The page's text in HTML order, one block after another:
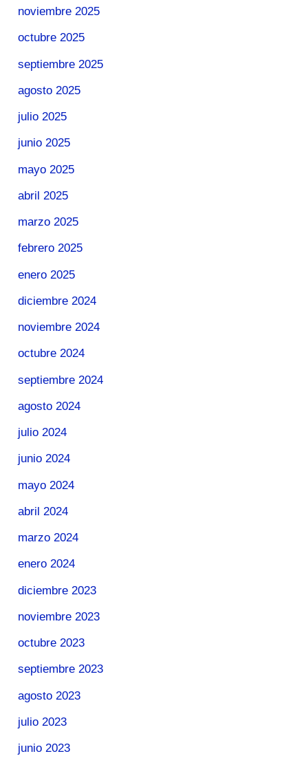
noviembre 2025
octubre 2025
septiembre 2025
agosto 2025
julio 2025
junio 2025
mayo 2025
abril 2025
marzo 2025
febrero 2025
enero 2025
diciembre 2024
noviembre 2024
octubre 2024
septiembre 2024
agosto 2024
julio 2024
junio 2024
mayo 2024
abril 2024
marzo 2024
enero 2024
diciembre 2023
noviembre 2023
octubre 2023
septiembre 2023
agosto 2023
julio 2023
junio 2023